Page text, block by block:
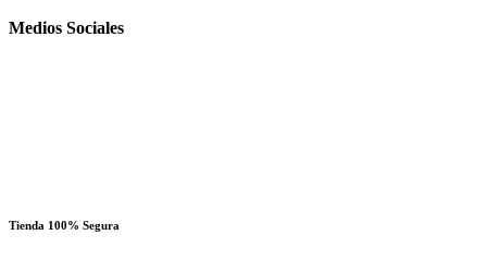
Medios Sociales
Tienda 100% Segura